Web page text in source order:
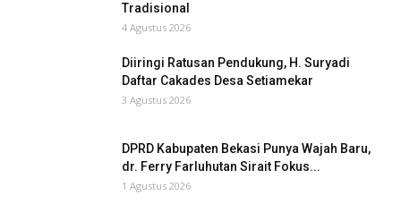
Tradisional
4 Agustus 2026
Diiringi Ratusan Pendukung, H. Suryadi
Daftar Cakades Desa Setiamekar
3 Agustus 2026
DPRD Kabupaten Bekasi Punya Wajah Baru,
dr. Ferry Farluhutan Sirait Fokus...
1 Agustus 2026